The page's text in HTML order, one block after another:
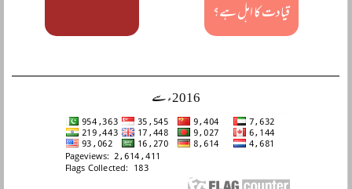
قیادت کا اہل ہے؟
2016ء سے